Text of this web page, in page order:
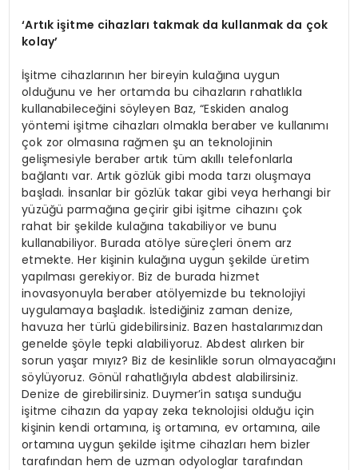
‘Artık işitme cihazları takmak da kullanmak da çok
kolay’
İşitme cihazlarının her bireyin kulağına uygun
olduğunu ve her ortamda bu cihazların rahatlıkla
kullanabileceğini söyleyen Baz, “Eskiden analog
yöntemi işitme cihazları olmakla beraber ve kullanımı
çok zor olmasına rağmen şu an teknolojinin
gelişmesiyle beraber artık tüm akıllı telefonlarla
bağlantı var. Artık gözlük gibi moda tarzı oluşmaya
başladı. İnsanlar bir gözlük takar gibi veya herhangi bir
yüzüğü parmağına geçirir gibi işitme cihazını çok
rahat bir şekilde kulağına takabiliyor ve bunu
kullanabiliyor. Burada atölye süreçleri önem arz
etmekte. Her kişinin kulağına uygun şekilde üretim
yapılması gerekiyor. Biz de burada hizmet
inovasyonuyla beraber atölyemizde bu teknolojiyi
uygulamaya başladık. İstediğiniz zaman denize,
havuza her türlü gidebilirsiniz. Bazen hastalarımızdan
genelde şöyle tepki alabiliyoruz. Abdest alırken bir
sorun yaşar mıyız? Biz de kesinlikle sorun olmayacağını
söylüyoruz. Gönül rahatlığıyla abdest alabilirsiniz.
Denize de girebilirsiniz. Duymer’in satışa sunduğu
işitme cihazın da yapay zeka teknolojisi olduğu için
kişinin kendi ortamına, iş ortamına, ev ortamına, aile
ortamına uygun şekilde işitme cihazları hem bizler
tarafından hem de uzman odyologlar tarafından